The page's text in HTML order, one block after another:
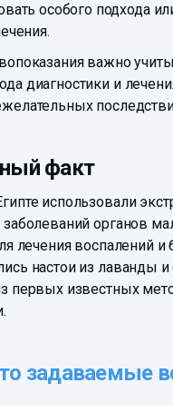
особого подхода
важно
диагностики и
факт
использовали
органов
лечения воспалений
настои из лаванды
первых известных
задаваемые